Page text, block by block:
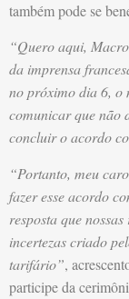
também pode se
“Quero aqui,
da imprensa
no próximo dia 6, o
comunicar que não
concluir o acordo
“Portanto, meu
fazer esse acordo
resposta que
incertezas criado
tarifário”,
participe da